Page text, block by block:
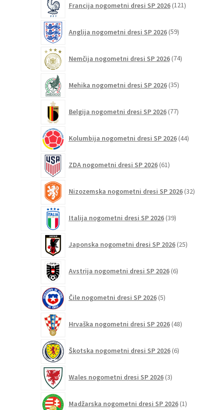
Francija nogometni dresi SP 2026 121izdelkov
Anglija nogometni dresi SP 2026 59izdelkov
Nemčija nogometni dresi SP 2026 74izdelkov
Mehika nogometni dresi SP 2026 35izdelkov
Belgija nogometni dresi SP 2026 77izdelkov
Kolumbija nogometni dresi SP 2026 44izdelkov
ZDA nogometni dresi SP 2026 61izdelkov
Nizozemska nogometni dresi SP 2026 32izdelkov
Italija nogometni dresi SP 2026 39izdelkov
Japonska nogometni dresi SP 2026 25izdelkov
Avstrija nogometni dresi SP 2026 6izdelkov
Čile nogometni dresi SP 2026 5izdelkov
Hrvaška nogometni dresi SP 2026 48izdelkov
Škotska nogometni dresi SP 2026 6izdelkov
Wales nogometni dresi SP 2026 3izdelki
Madžarska nogometni dresi SP 2026 1izdelek